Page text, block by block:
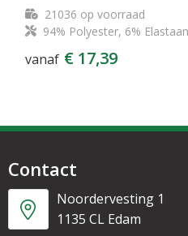
21036 op voorraad
94% Polyester, 6% Elastaan
vanaf € 17,39
Contact
Noordervesting 1
1135 CL Edam